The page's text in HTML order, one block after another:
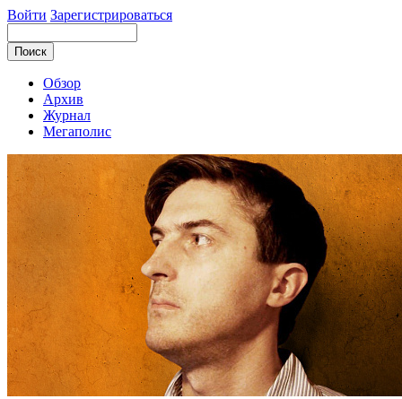
Войти Зарегистрироваться
Обзор
Архив
Журнал
Мегаполис